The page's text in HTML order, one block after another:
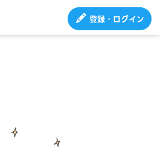
登録・ログイン